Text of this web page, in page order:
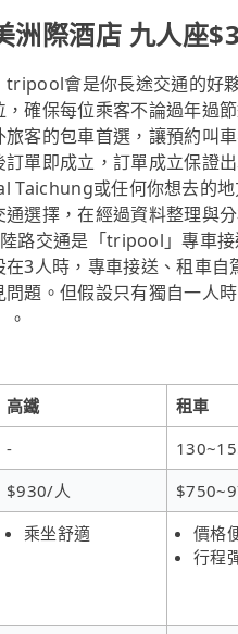
洲際酒店 九人座
會是你長途交通的好
確保每位乘客不論過年過
客的包車首選，讓預約叫
單即成立，訂單成立保證
或任何你想去的地
選擇，在經過資料整理與
交通是「tripool」專車接
3人時，專車接送、租車
題。但假設只有獨自一人
高鐵 租車
-
$930/人
乘坐舒適
價格
行程